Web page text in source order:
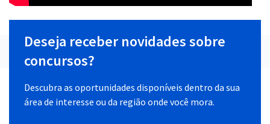
Deseja receber novidades sobre
concursos?
Descubra as oportunidades disponíveis dentro da sua
área de interesse ou da região onde você mora.